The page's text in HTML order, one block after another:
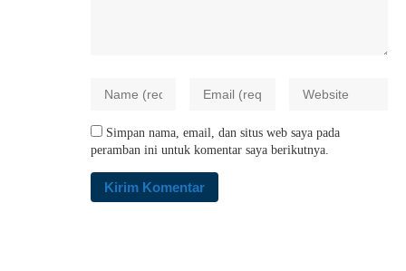
Simpan nama, email, dan situs web saya pada
peramban ini untuk komentar saya berikutnya.